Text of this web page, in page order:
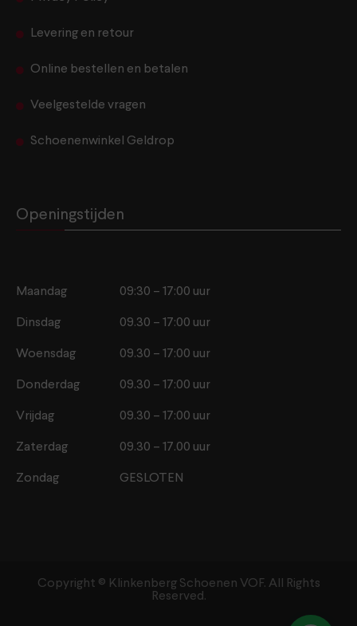
Levering en retour
Online bestellen en betalen
Veelgestelde vragen
Schoenenwinkel Geldrop
Openingstijden
Maandag 09:30 – 17:00 uur
Dinsdag 09.30 – 17:00 uur
Woensdag 09.30 – 17:00 uur
Donderdag 09.30 – 17:00 uur
Vrijdag 09.30 – 17:00 uur
Zaterdag 09.30 – 17.00 uur
Zondag GESLOTEN
Copyright ©️ Klinkenberg Schoenen VOF. All Rights
Reserved.